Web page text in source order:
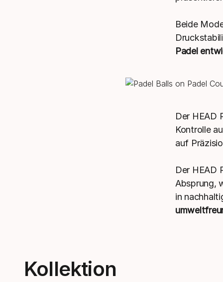
Beide
Padel
Der HEAD
Kontrolle
auf
Der HEAD
Absprung,
in
Kollektion